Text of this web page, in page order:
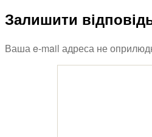
Залишити
Ваша e-mail адреса не